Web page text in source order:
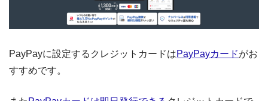
PayPayに設定するクレジットカードはPayPayカードがお
すすめです。